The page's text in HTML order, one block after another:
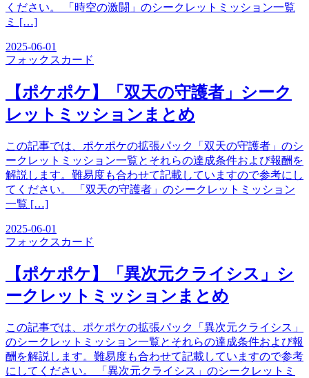
ください。 「時空の激闘」のシークレットミッション一覧
ミ […]
2025-06-01
フォックス カード
【ポケポケ】「双天の守護者」シーク
レットミッションまとめ
この記事では、ポケポケの拡張パック「双天の守護者」のシ
ークレットミッション一覧とそれらの達成条件および報酬を
解説します。難易度も合わせて記載していますので参考にし
てください。 「双天の守護者」のシークレットミッション
一覧 […]
2025-06-01
フォックス カード
【ポケポケ】「異次元クライシス」シ
ークレットミッションまとめ
この記事では、ポケポケの拡張パック「異次元クライシス」
のシークレットミッション一覧とそれらの達成条件および報
酬を解説します。難易度も合わせて記載していますので参考
にしてください。 「異次元クライシス」のシークレットミ